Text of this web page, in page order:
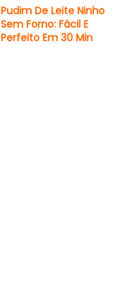
Pudim De Leite Ninho
Sem Forno: Fácil E
Perfeito Em 30 Min